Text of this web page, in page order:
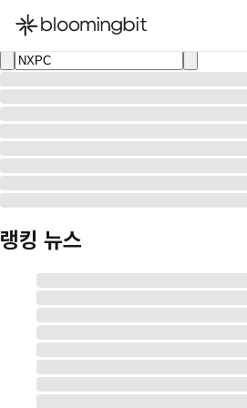
한국어
English
日本語
랭킹 뉴스